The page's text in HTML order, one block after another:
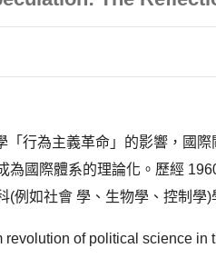
「行為主義革命」的影響，國
為國際體系的理論化。歷經
(例如社會 學、生物學、控制
of political science